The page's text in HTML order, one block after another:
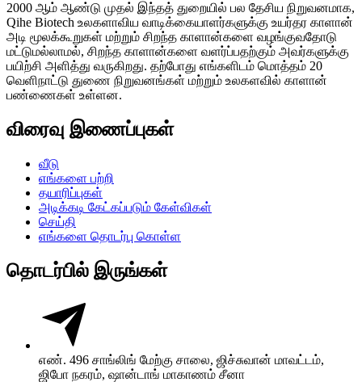
2000 ஆம் ஆண்டு முதல் இந்தத் துறையில் பல தேசிய நிறுவனமாக,
Qihe Biotech உலகளாவிய வாடிக்கையாளர்களுக்கு உயர்தர காளான்
அடி மூலக்கூறுகள் மற்றும் சிறந்த காளான்களை வழங்குவதோடு
மட்டுமல்லாமல், சிறந்த காளான்களை வளர்ப்பதற்கும் அவர்களுக்கு
பயிற்சி அளித்து வருகிறது. தற்போது எங்களிடம் மொத்தம் 20
வெளிநாட்டு துணை நிறுவனங்கள் மற்றும் உலகளவில் காளான்
பண்ணைகள் உள்ளன.
விரைவு இணைப்புகள்
வீடு
எங்களை பற்றி
தயாரிப்புகள்
அடிக்கடி கேட்கப்படும் கேள்விகள்
செய்தி
எங்களை தொடர்பு கொள்ள
தொடர்பில் இருங்கள்
எண். 496 சாங்லிங் மேற்கு சாலை, ஜிச்சுவான் மாவட்டம்,
ஜிபோ நகரம், ஷான்டாங் மாகாணம் சீனா